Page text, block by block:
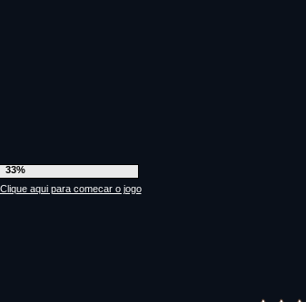
37%
aqui para comecar o jogo